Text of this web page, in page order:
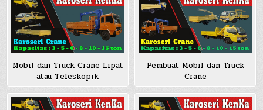
Mobil dan Truck Crane Lipat
atau Teleskopik
Pembuat Mobil dan Truck
Crane